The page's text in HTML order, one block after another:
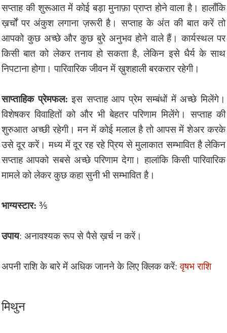
सप्ताह की शुरूआत में कोई बड़ा मुनाफ़ा प्राप्त होने वाला है। हालाँकि
ख़र्चों पर अंकुश लगाना ज़रूरी है। सप्ताह के अंत की बात करें तो
आपको कुछ अच्छे और कुछ बुरे अनुभव होने वाले हैं। कार्यस्थल पर
किसी बात को लेकर तनाव हो सकता है, लेकिन इसे धैर्य के साथ
निपटाना होगा। पारिवारिक जीवन में ख़ुशहाली बरकरार रहेगी।
साप्ताहिक प्रेमफल:इस सप्ताह आप प्रेम सम्बंधों में अच्छे मिलेंगे।
विशेषकर विवाहितों को और भी बेहतर परिणाम मिलेंगे। सप्ताह की
शुरुआत अच्छी रहेगी। मन में कोई मलाल है तो आपस में शेअर करके
उसे दूर करें। मध्य में दूर रह रहे प्रिय से मुलाकात सम्भावित है लेकिन
सप्ताह आपको सबसे अच्छे परिणाम देगा। हालांकि किसी पारिवारिक
मामले को लेकर कुछ कहा सुनी भी सम्भावित है।
भाग्यस्टार: ⅗
उपाय: अनावश्यक रूप से पैसे ख़र्च न करें।
अपनी राशि के बारे में अधिक जानने के लिए क्लिक करें:वृषभ राशि
मिथुन